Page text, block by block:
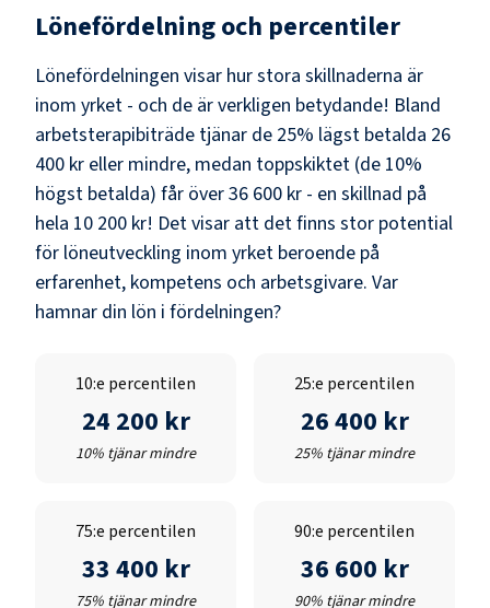
Lönefördelning och percentiler
Lönefördelningen visar hur stora skillnaderna är
inom yrket - och de är verkligen betydande! Bland
arbetsterapibiträde tjänar de 25% lägst betalda 26
400 kr eller mindre, medan toppskiktet (de 10%
högst betalda) får över36 600 kr - en skillnad på
hela 10 200 kr! Det visar att det finns stor potential
för löneutveckling inom yrket beroende på
erfarenhet, kompetens och arbetsgivare. Var
hamnar din lön i fördelningen?
10:e percentilen
24 200 kr
10% tjänar mindre
25:e percentilen
26 400 kr
25% tjänar mindre
75:e percentilen
33 400 kr
75% tjänar mindre
90:e percentilen
36 600 kr
90% tjänar mindre